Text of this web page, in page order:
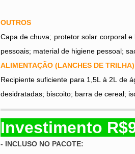
OUTROS
Capa de chuva; protetor solar corporal
pessoais; material de higiene pessoal;
ALIMENTAÇÃO (LANCHES DE TRILHA)
Recipiente suficiente para 1,5L à 2L de
desidratadas; biscoito; barra de cereal;
Investimento
- INCLUSO NO PACOTE: